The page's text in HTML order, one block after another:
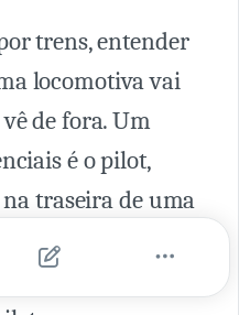
trens, entender
locomotiva vai
de fora. Um
é o pilot,
traseira de uma
com outros